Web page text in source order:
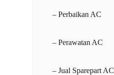
– Perbaikan AC
– Perawatan AC
– Jual Sparepart AC